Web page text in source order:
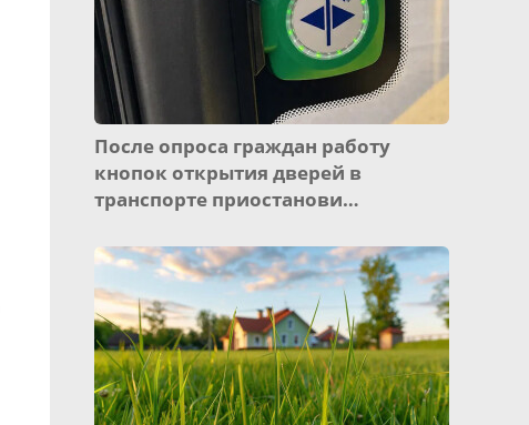
После опроса граждан работу
кнопок открытия дверей в
транспорте приостанови…